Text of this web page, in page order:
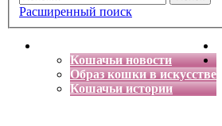
Расширенный поиск
Кошачьи новости
Образ кошки в искусстве
Кошачьи истории